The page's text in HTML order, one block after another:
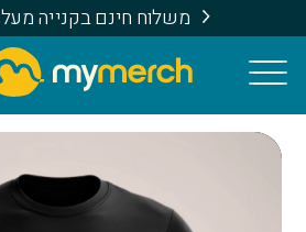
משלוח חינם בקנייה מעל 250 ש״ח